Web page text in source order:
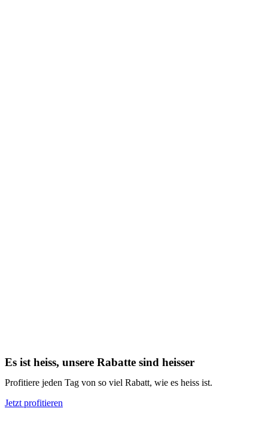
Es ist heiss, unsere Rabatte sind heisser
Profitiere jeden Tag von so viel Rabatt, wie es heiss ist.
Jetzt profitieren